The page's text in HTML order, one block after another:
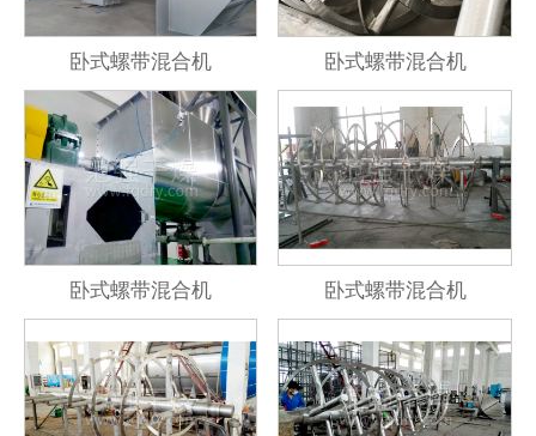
卧式螺带混合机 卧式螺带混合机
卧式螺带混合机 卧式螺带混合机